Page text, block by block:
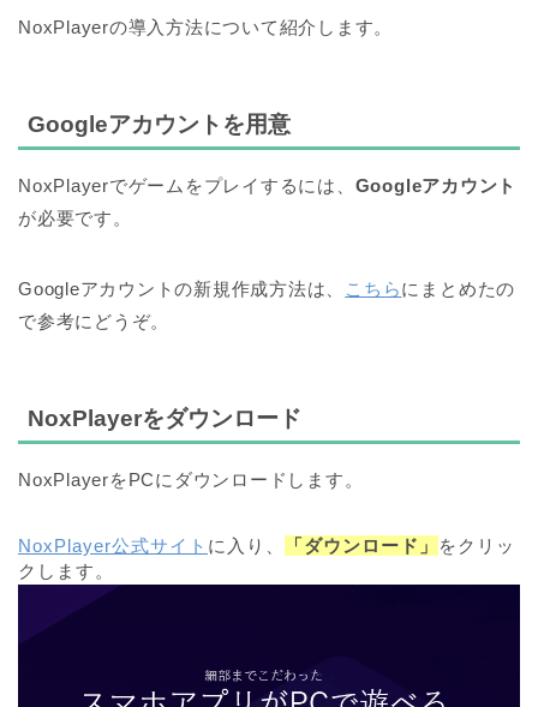
NoxPlayerの導入方法について紹介します。
Googleアカウントを用意
NoxPlayerでゲームをプレイするには、 Googleアカウント
が必要です。
Googleアカウントの新規作成方法は、 こちらにまとめたの
で参考にどうぞ。
NoxPlayerをダウンロード
NoxPlayerをPCにダウンロードします。
NoxPlayer公式サイト に入り、 「ダウンロード」
をクリッ
クします。